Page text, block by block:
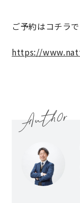
キママプラス
分譲住宅･不動産
施工事例
お知らせ
ご予約はコチラで
https://